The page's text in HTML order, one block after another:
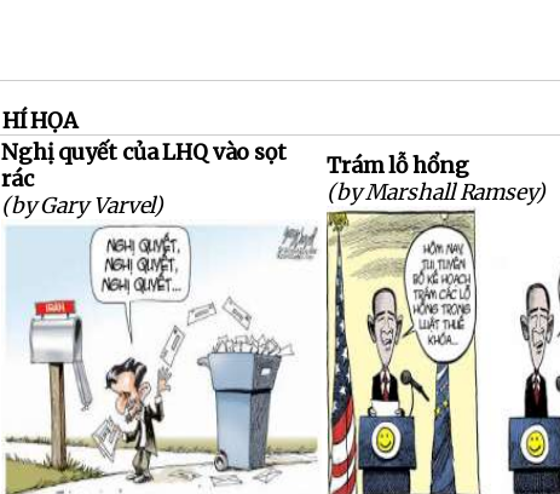
HÍ HỌA
Nghị quyết của LHQ vào sọt
rác
(by Gary Varvel)
Trám lỗ hổng
(by Marshall Ramsey)